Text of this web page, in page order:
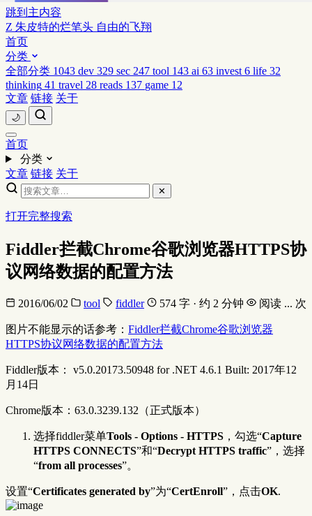
跳到主内容
Z 朱皮特的烂笔头 自由的飞翔
首页
分类
全部分类 1043 dev 329 sec 247 tool 143 ai 63 invest 6 life 32
thinking 41 travel 28 reads 137 game 12
文章 链接 关于
🌙
首页
分类
文章 链接 关于
✕
打开完整搜索
Fiddler拦截Chrome谷歌浏览器HTTPS协
议网络数据的配置方法
2016/06/02 tool fiddler 574 字 · 约 2 分钟 阅读 ... 次
图片不能显示的话参考： Fiddler拦截Chrome谷歌浏览器
HTTPS协议网络数据的配置方法
Fiddler版本： v5.0.20173.50948 for .NET 4.6.1 Built: 2017年12
月14日
Chrome版本：63.0.3239.132（正式版本）
选择fiddler菜单Tools - Options - HTTPS ，勾选“Capture
HTTPS CONNECTS”和“Decrypt HTTPS traffic”，选择
“from all processes”。
设置“Certificates generated by”为“CertEnroll”，点击OK.